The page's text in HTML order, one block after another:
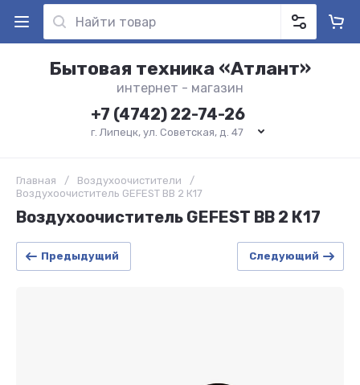
Бытовая техника «Атлант»
интернет - магазин
+7 (4742) 22-74-26
г. Липецк, ул. Советская, д. 47
Главная / Воздухоочистители
/
Воздухоочиститель GEFEST ВВ 2 К17
Воздухоочиститель GEFEST ВВ 2 К17
Предыдущий Следующий